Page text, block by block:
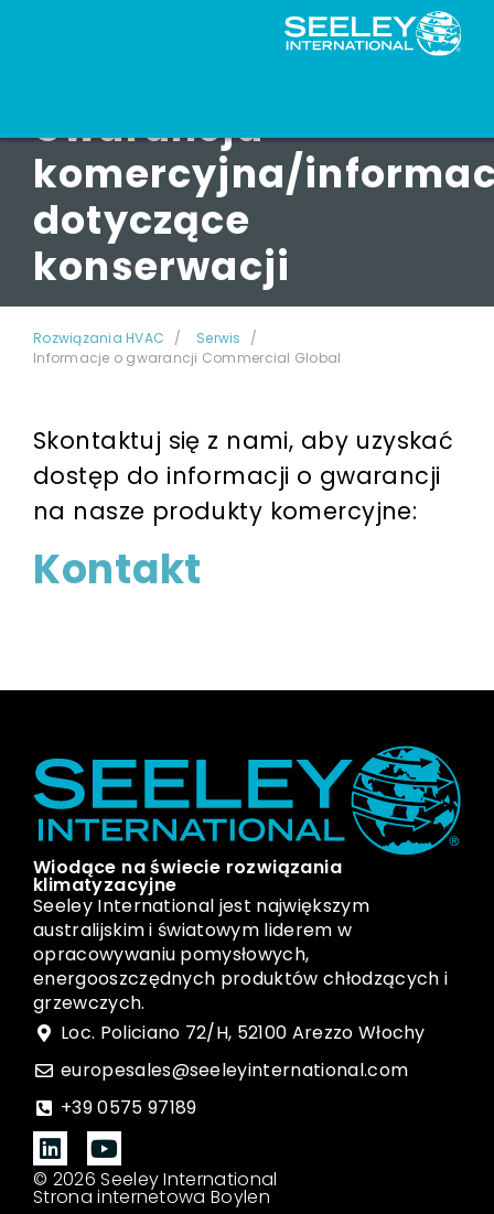
Gwarancja
komercyjna/
dotyczące
konserwacji
Rozwiązania HVAC
Serwis
Informacje o gwarancji Commercial Global
Skontaktuj się z nami, aby uzyskać
dostęp do informacji o gwarancji
na nasze produkty komercyjne:
Kontakt
Wiodące na świecie rozwiązania
klimatyzacyjne
Seeley International jest największym
australijskim i światowym liderem w
opracowywaniu pomysłowych,
energooszczędnych produktów chłodzących i
grzewczych.
Loc. Policiano 72/H, 52100 Arezzo Włochy
europesales@seeleyinternational.com
+39 0575 97189
© 2026 Seeley International
Strona internetowa Boylen